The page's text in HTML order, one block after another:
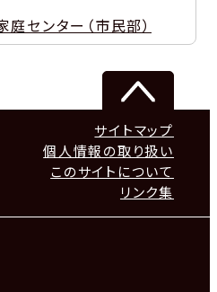
センター（市民部）
サイトマップ
個人情報の取り扱い
このサイトについて
リンク集